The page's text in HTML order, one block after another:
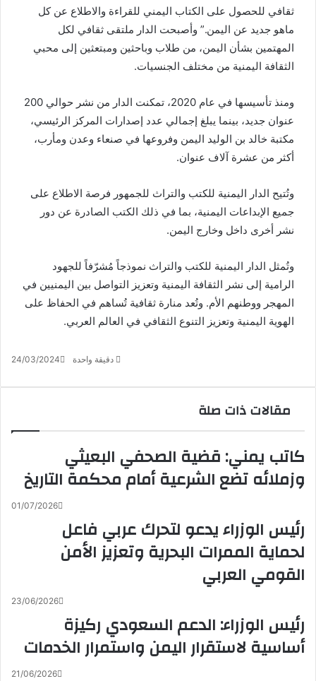
ثقافي للحصول على الكتاب اليمني للقراءة والاطلاع عن كل
ماهو جديد عن اليمن.” وأصبحت الدار ملتقى ثقافي لكل
المهتمين بشأن اليمن، من طلاب وباحثين ومبتعثين إلى محبي
الثقافة اليمنية من مختلف الجنسيات.
ومنذ تأسيسها في عام 2020، تمكنت الدار من نشر حوالي 200
عنوان جديد، بينما يبلغ إجمالي عدد إصدارات المركز الرئيسي،
مكتبة خالد بن الوليد اليمن وفروعها في صنعاء وعدن ومأرب،
أكثر من عشرة آلاف عنوان.
وتُتيح الدار اليمنية للكتب والتراث للجمهور فرصة الاطلاع على
جميع الإبداعات اليمنية، بما في ذلك الكتب الصادرة عن دور
نشر أخرى داخل وخارج اليمن.
وتُمثل الدار اليمنية للكتب والتراث نموذجاً مُشرّفاً للجهود
الرامية إلى نشر الثقافة اليمنية وتعزيز التواصل بين اليمنيين في
المهجر ووطنهم الأم. وتُعد منارة ثقافية تُساهم في الحفاظ على
الهوية اليمنية وتعزيز التنوع الثقافي في العالم العربي.
24/03/2024 دقيقة واحدة
مقالات ذات صلة
كاتب يمني: قضية الصحفي البعيثي
وزملائه تضع الشرعية أمام محكمة التاريخ
01/07/2026
رئيس الوزراء يدعو لتحرك عربي فاعل
لحماية الممرات البحرية وتعزيز الأمن
القومي العربي
23/06/2026
رئيس الوزراء: الدعم السعودي ركيزة
أساسية لاستقرار اليمن واستمرار الخدمات
21/06/2026